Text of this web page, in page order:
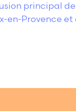
principal de
en-Provence et